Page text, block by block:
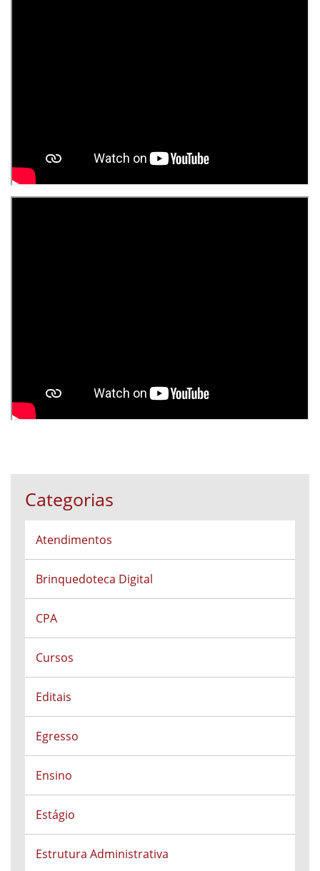
Categorias
Atendimentos
Brinquedoteca Digital
CPA
Cursos
Editais
Egresso
Ensino
Estágio
Estrutura Administrativa